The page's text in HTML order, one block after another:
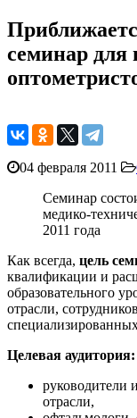
семинар
04 февраля 2011
Семинар
медико-
2011 года
Как всегда, цель
квалификации и
образовательного
отрасли,
Целевая аудитория:
руководители
отрасли,